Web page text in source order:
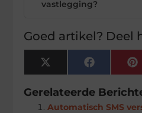
vastlegging?
Goed artikel? Deel
X
(Twitter)
Facebook
Gerelateerde
Automatisch SMS